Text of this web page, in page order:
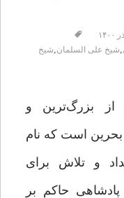
,شیخ علی السلمان,شیخ
از بزرگ‌ترین و
بحرین است که نام
و تلاش برای
حاکم بر